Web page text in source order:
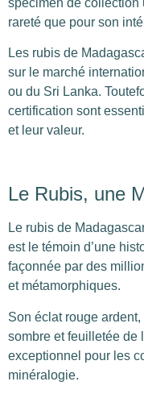
spécimen de collection
rareté que pour son
Les rubis de
sur le marché
ou du Sri Lanka.
certification sont
et leur valeur.
Le Rubis, une
Le rubis de
est le témoin d’une
façonnée par des
et métamorphiques.
Son éclat rouge
sombre et feuilletée de
exceptionnel pour les
minéralogie.